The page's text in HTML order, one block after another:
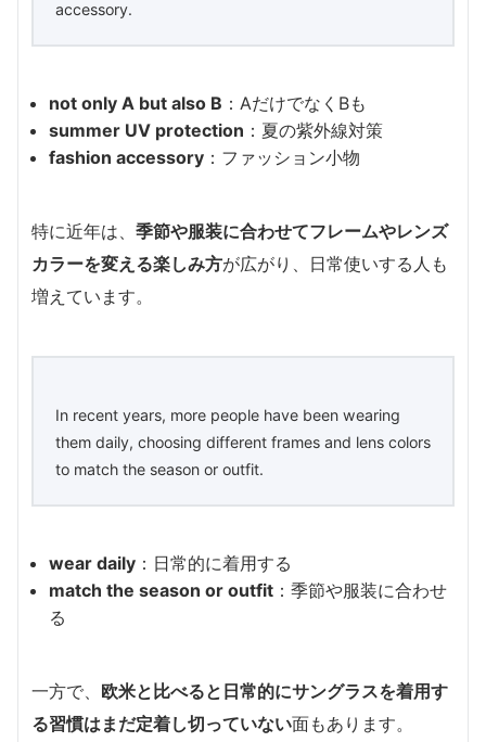
accessory.
not only A but also B ：AだけでなくBも
summer UV protection ：夏の紫外線対策
fashion accessory ：ファッション小物
特に近年は、 季節や服装に合わせてフレームやレンズ
カラーを変える楽しみ方が広がり、日常使いする人も
増えています。
In recent years, more people have been wearing
them daily, choosing different frames and lens colors
to match the season or outfit.
wear daily ：日常的に着用する
match the season or outfit ：季節や服装に合わせ
る
一方で、 欧米と比べると日常的にサングラスを着用す
る習慣はまだ定着し切っていない面もあります。